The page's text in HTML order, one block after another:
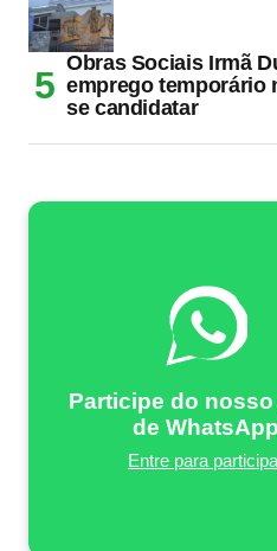
Obras Sociais Irmã
emprego temporário
se candidatar
Participe do
de WhatsApp
Entre para